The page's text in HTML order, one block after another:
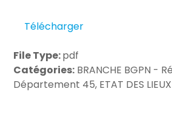
Télécharger
File Type:pdf
Catégories: BRANCHE BGPN -
Département 45, ETAT DES LIEUX